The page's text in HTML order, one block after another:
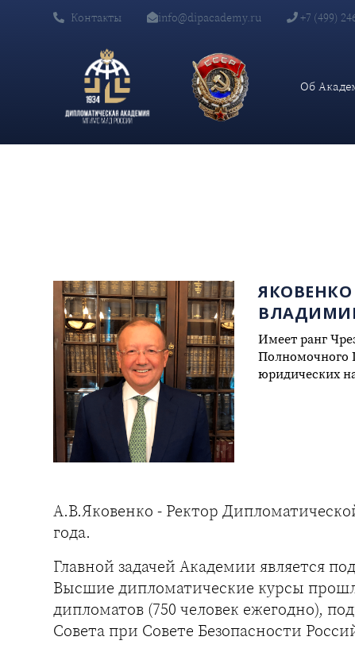
Контакты info@dipacademy.ru +7 (499)
Об
Имеет ранг
Полномочного
юридических
А.В.Яковенко - Ректор
года.
Главной задачей Академии является
Высшие дипломатические курсы
дипломатов (750 человек ежегодно),
Совета при Совете Безопасности